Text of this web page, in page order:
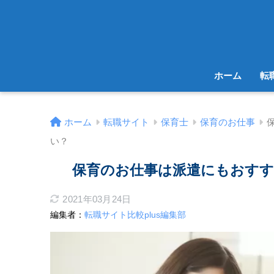
ホーム 転
ホーム 転職サイト 保育士 保育のお仕事
い？
保育のお仕事は派遣にもおす
2021年03月24日
編集者： 転職サイト比較plus編集部